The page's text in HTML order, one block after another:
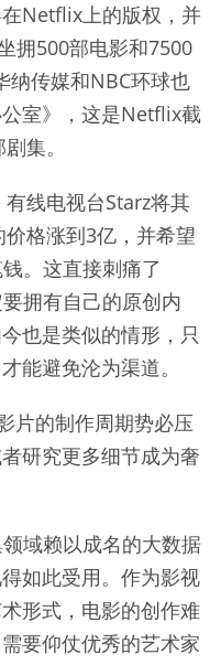
Netflix上的版权，并
拥500部电影和7500
纳传媒和NBC环球也
室》，这是Netflix截
集。
线电视台Starz将其
格涨到3亿，并希望
。这直接刺痛了
拥有自己的原创内
也是类似的情形，只
能避免沦为渠道。
片的制作周期势必压
研究更多细节成为奢
域赖以成名的大数据
如此受用。作为影视
形式，电影的创作难
要仰仗优秀的艺术家